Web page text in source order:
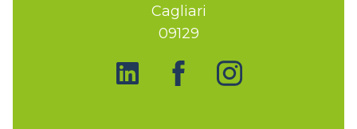
Cagliari
09129